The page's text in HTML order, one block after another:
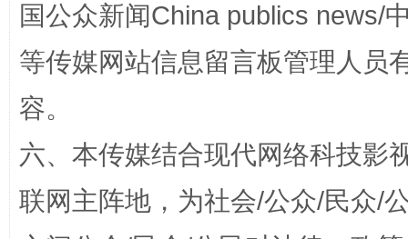
国公众新闻China publics news/
等传媒网站信息留言板管理人员
容。
六、本传媒结合现代网络科技影
联网主阵地，为社会/公众/民众/